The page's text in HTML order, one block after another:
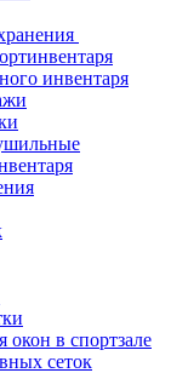
инвентаря
окон в спортзале
сеток